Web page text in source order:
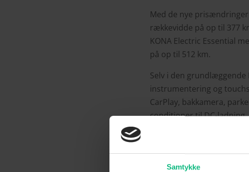
Samtykke
Med de nye prisændringer
rækkevidde på op til 377
KONA Electric Essential
på op til 512 km.
Selv i den
instrumentering og
CarPlay, bakkamera,
conditioner til DC-
Med Advanced og